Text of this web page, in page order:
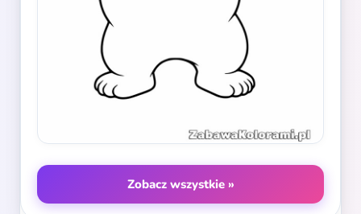
Zobacz wszystkie »